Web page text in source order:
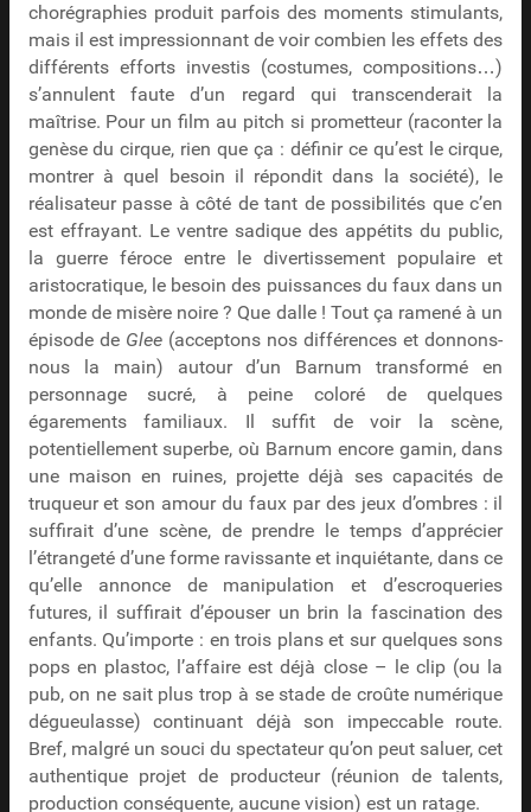
chorégraphies produit parfois des moments stimulants,
mais il est impressionnant de voir combien les effets des
différents efforts investis (costumes, compositions…)
s’annulent faute d’un regard qui transcenderait la
maîtrise. Pour un film au pitch si prometteur (raconter la
genèse du cirque, rien que ça : définir ce qu’est le cirque,
montrer à quel besoin il répondit dans la société), le
réalisateur passe à côté de tant de possibilités que c’en
est effrayant. Le ventre sadique des appétits du public,
la guerre féroce entre le divertissement populaire et
aristocratique, le besoin des puissances du faux dans un
monde de misère noire ? Que dalle ! Tout ça ramené à un
épisode de Glee(acceptons nos différences et donnons-
nous la main) autour d’un Barnum transformé en
personnage sucré, à peine coloré de quelques
égarements familiaux. Il suffit de voir la scène,
potentiellement superbe, où Barnum encore gamin, dans
une maison en ruines, projette déjà ses capacités de
truqueur et son amour du faux par des jeux d’ombres : il
suffirait d’une scène, de prendre le temps d’apprécier
l’étrangeté d’une forme ravissante et inquiétante, dans ce
qu’elle annonce de manipulation et d’escroqueries
futures, il suffirait d’épouser un brin la fascination des
enfants. Qu’importe : en trois plans et sur quelques sons
pops en plastoc, l’affaire est déjà close – le clip (ou la
pub, on ne sait plus trop à se stade de croûte numérique
dégueulasse) continuant déjà son impeccable route.
Bref, malgré un souci du spectateur qu’on peut saluer, cet
authentique projet de producteur (réunion de talents,
production conséquente, aucune vision) est un ratage.